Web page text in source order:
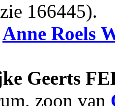
166445).
Anne Roels
Geerts
zoon van